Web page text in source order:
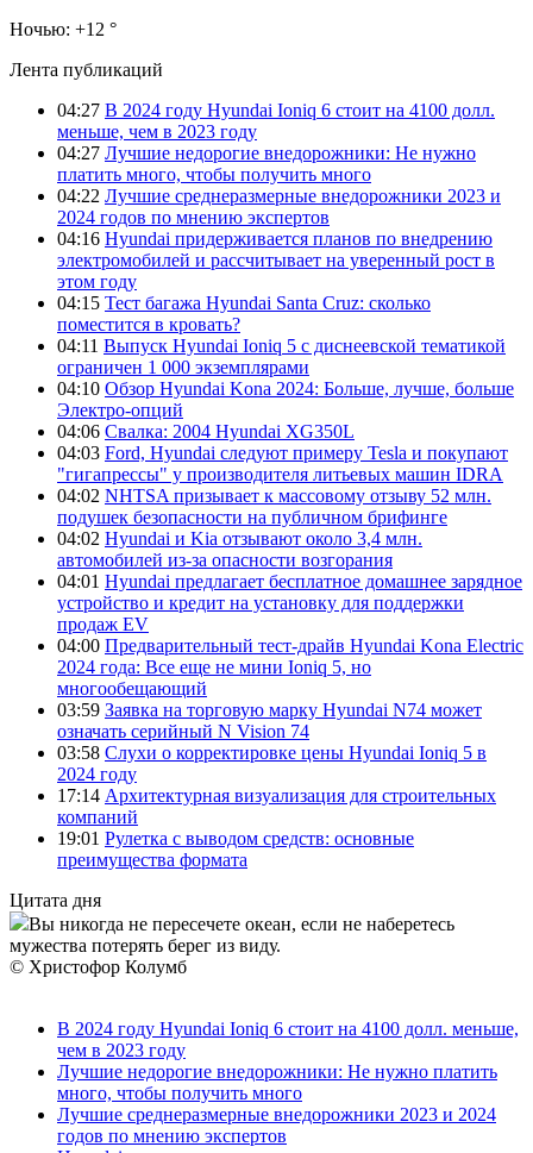
Ночью: +12 °
Лента публикаций
04:27 В 2024 году Hyundai Ioniq 6 стоит на 4100 долл.
меньше, чем в 2023 году
04:27 Лучшие недорогие внедорожники: Не нужно
платить много, чтобы получить много
04:22 Лучшие среднеразмерные внедорожники 2023 и
2024 годов по мнению экспертов
04:16 Hyundai придерживается планов по внедрению
электромобилей и рассчитывает на уверенный рост в
этом году
04:15 Тест багажа Hyundai Santa Cruz: сколько
поместится в кровать?
04:11 Выпуск Hyundai Ioniq 5 с диснеевской тематикой
ограничен 1 000 экземплярами
04:10 Обзор Hyundai Kona 2024: Больше, лучше, больше
Электро-опций
04:06 Свалка: 2004 Hyundai XG350L
04:03 Ford, Hyundai следуют примеру Tesla и покупают
"гигапрессы" у производителя литьевых машин IDRA
04:02 NHTSA призывает к массовому отзыву 52 млн.
подушек безопасности на публичном брифинге
04:02 Hyundai и Kia отзывают около 3,4 млн.
автомобилей из-за опасности возгорания
04:01 Hyundai предлагает бесплатное домашнее зарядное
устройство и кредит на установку для поддержки
продаж EV
04:00 Предварительный тест-драйв Hyundai Kona Electric
2024 года: Все еще не мини Ioniq 5, но
многообещающий
03:59 Заявка на торговую марку Hyundai N74 может
означать серийный N Vision 74
03:58 Слухи о корректировке цены Hyundai Ioniq 5 в
2024 году
17:14 Архитектурная визуализация для строительных
компаний
19:01 Рулетка с выводом средств: основные
преимущества формата
Цитата дня
Вы никогда не пересечете океан, если не наберетесь
мужества потерять берег из виду.
© Христофор Колумб
В 2024 году Hyundai Ioniq 6 стоит на 4100 долл. меньше,
чем в 2023 году
Лучшие недорогие внедорожники: Не нужно платить
много, чтобы получить много
Лучшие среднеразмерные внедорожники 2023 и 2024
годов по мнению экспертов